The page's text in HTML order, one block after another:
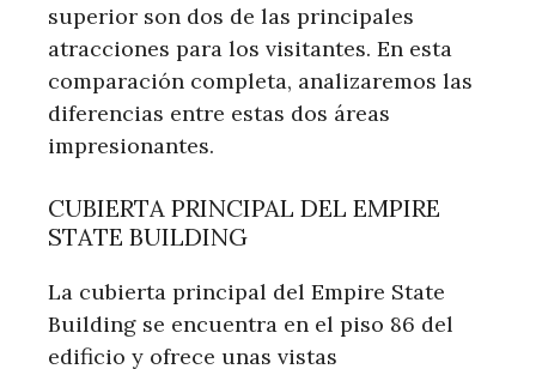
superior son dos de las principales
atracciones para los visitantes. En esta
comparación completa, analizaremos las
diferencias entre estas dos áreas
impresionantes.
CUBIERTA PRINCIPAL DEL EMPIRE
STATE BUILDING
La cubierta principal del Empire State
Building se encuentra en el piso 86 del
edificio y ofrece unas vistas